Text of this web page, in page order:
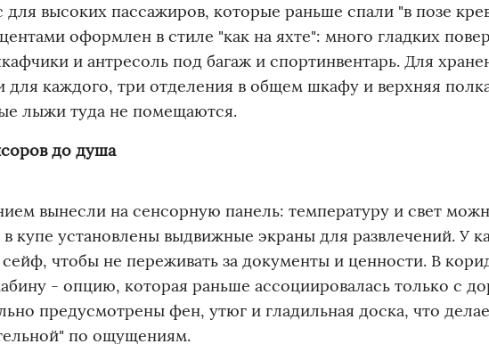
высоких пассажиров, которые раньше спали "в позе
оформлен в стиле "как на яхте": много гладких
и антресоль под багаж и спортинвентарь. Для
каждого, три отделения в общем шкафу и верхняя
лыжи туда не помещаются.
до душа
вынесли на сенсорную панель: температуру и свет
купе установлены выдвижные экраны для развлечений. У
чтобы не переживать за документы и ценности. В
- опцию, которая раньше ассоциировалась только с
предусмотрены фен, утюг и гладильная доска, что
по ощущениям.